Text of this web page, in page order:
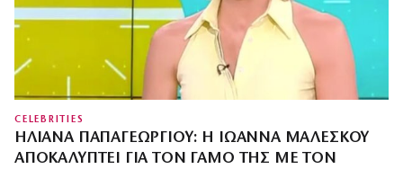
CELEBRITIES
ΗΛΙΆΝΑ ΠΑΠΑΓΕΩΡΓΊΟΥ: Η ΙΩΆΝΝΑ ΜΑΛΈΣΚΟΥ
ΑΠΟΚΑΛΎΠΤΕΙ ΓΙΑ ΤΟΝ ΓΆΜΟ ΤΗΣ ΜΕ ΤΟΝ